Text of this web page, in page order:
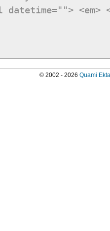
datetime="">
© 2002 - 2026 Quami